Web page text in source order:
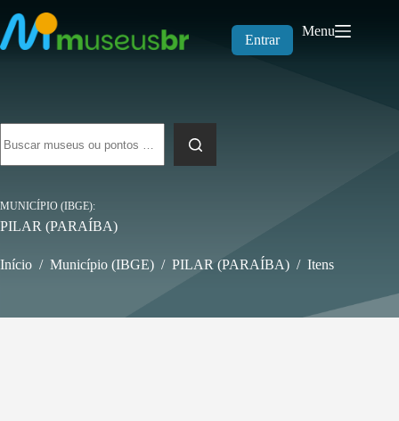
para
o
conteúdo
Entrar
Menu
resultados
MUNICÍPIO (IBGE)
PILAR (PARAÍBA)
Início / Município (IBGE) / PILAR (PARAÍBA) / Itens